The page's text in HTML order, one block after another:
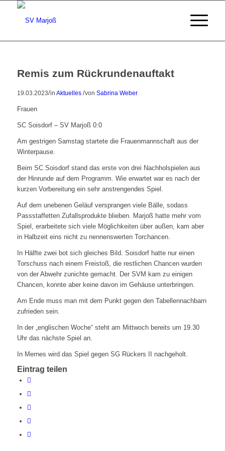
Remis zum Rückrundenauftakt
19.03.2023/in Aktuelles /von Sabrina Weber
Frauen
SC Soisdorf – SV Marjoß 0:0
Am gestrigen Samstag startete die Frauenmannschaft aus der
Winterpause.
Beim SC Soisdorf stand das erste von drei Nachholspielen aus
der Hinrunde auf dem Programm. Wie erwartet war es nach der
kurzen Vorbereitung ein sehr anstrengendes Spiel.
Auf dem unebenen Geläuf versprangen viele Bälle, sodass
Passstaffetten Zufallsprodukte blieben. Marjoß hatte mehr vom
Spiel, erarbeitete sich viele Möglichkeiten über außen, kam aber
in Halbzeit eins nicht zu nennenswerten Torchancen.
In Hälfte zwei bot sich gleiches Bild. Soisdorf hatte nur einen
Torschuss nach einem Freistoß, die restlichen Chancen wurden
von der Abwehr zunichte gemacht. Der SVM kam zu einigen
Chancen, konnte aber keine davon im Gehäuse unterbringen.
Am Ende muss man mit dem Punkt gegen den Tabellennachbarn
zufrieden sein.
In der „englischen Woche“ steht am Mittwoch bereits um 19.30
Uhr das nächste Spiel an.
In Mernes wird das Spiel gegen SG Rückers II nachgeholt.
Eintrag teilen